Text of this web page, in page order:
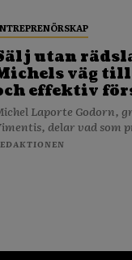
utan
väg
effektiv
Laporte Godorn,
delar vad som